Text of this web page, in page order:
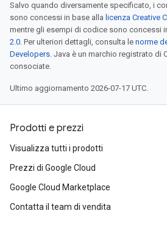
Salvo quando diversamente specificato, i
sono concessi in base alla licenza Creative
mentre gli esempi di codice sono concessi
2.0. Per ulteriori dettagli, consulta le norme
Developers. Java è un marchio registrato di
consociate.
Ultimo aggiornamento 2026-07-17 UTC.
Prodotti e prezzi
Visualizza tutti i prodotti
Prezzi di Google Cloud
Google Cloud Marketplace
Contatta il team di vendita